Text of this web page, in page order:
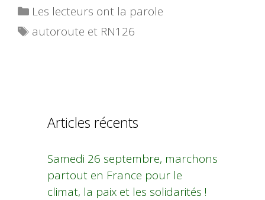
Catégories
Les lecteurs ont la parole
Étiquettes
autoroute et RN126
Articles récents
Samedi 26 septembre, marchons
partout en France pour le
climat, la paix et les solidarités !